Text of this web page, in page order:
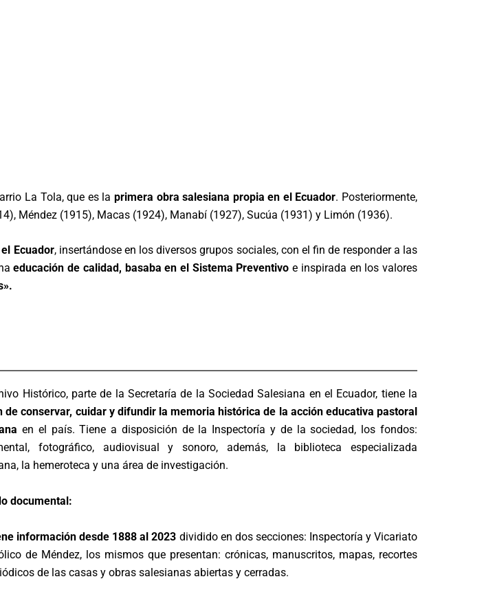
La Tola, que es la primera obra salesiana propia en el Ecuador. Posteriormente,
Méndez (1915), Macas (1924), Manabí (1927), Sucúa (1931) y Limón (1936).
Ecuador, insertándose en los diversos grupos sociales, con el fin de responder a las
educación de calidad, basaba en el Sistema Preventivo e inspirada en los valores
Histórico, parte de la Secretaría de la Sociedad Salesiana en el Ecuador, tiene la
de conservar, cuidar y difundir la memoria histórica de la acción educativa pastoral
en el país. Tiene a disposición de la Inspectoría y de la sociedad, los fondos:
fotográfico, audiovisual y sonoro, además, la biblioteca especializada
la hemeroteca y una área de investigación.
documental:
información desde 1888 al 2023 dividido en dos secciones: Inspectoría y Vicariato
de Méndez, los mismos que presentan: crónicas, manuscritos, mapas, recortes
de las casas y obras salesianas abiertas y cerradas.